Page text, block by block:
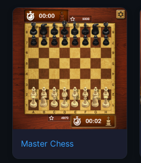
Master Chess